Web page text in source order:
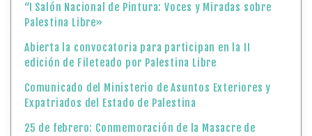
“I Salón Nacional de Pintura: Voces y Miradas sobre
Palestina Libre»
Abierta la convocatoria para participan en la II
edición de Fileteado por Palestina Libre
Comunicado del Ministerio de Asuntos Exteriores y
Expatriados del Estado de Palestina
25 de febrero: Conmemoración de la Masacre de